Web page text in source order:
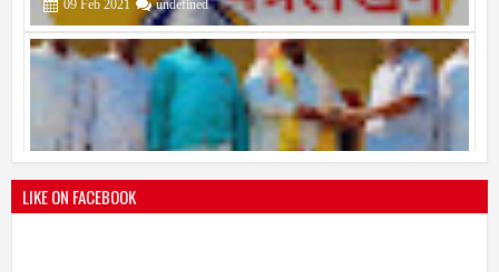
श्री मल्लिकार्जुन प्रशालेकडून उमाकांत गाढवे यांचा सत्कार
25 Mar 2021 undefined
LIKE ON FACEBOOK